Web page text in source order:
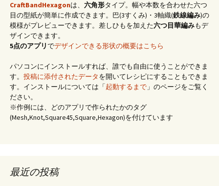
CraftBandHexagonは、 六角形タイプ。幅や本数を合わせた六つ
目の型紙が簡単に作成できます。巴(3すくみ)・3軸織(鉄線編み)の
模様がプレビューできます。差しひもを加えた六つ目華編みもデ
ザインできます。
5点のアプリ でデザインできる形状の概要はこちら
パソコンにインストールすれば、誰でも自由に使うことができま
す。 投稿に添付されたデータを開いてレシピにすることもできま
す。インストールについては「起動するまで 」のページをご覧く
ださい。
※作例には、どのアプリで作られたかのタグ
(Mesh,Knot,Square45,Square,Hexagon)を付けています
最近の投稿